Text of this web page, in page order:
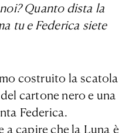
Quanto dista la
tu e Federica siete
costruito la scatola
cartone nero e una
Federica.
a capire che la Luna è